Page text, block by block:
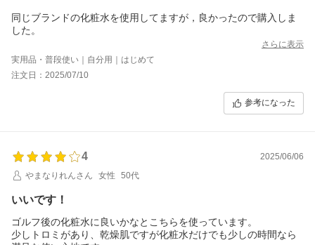
同じブランドの化粧水を使用してますが，良かったので購入しま
した。
さらに表示
実用品・普段使い｜自分用｜はじめて
注文日：2025/07/10
参考になった
4
2025/06/06
やまなりれんさん
女性 50代
いいです！
ゴルフ後の化粧水に良いかなとこちらを使っています。
少しトロミがあり、乾燥肌ですが化粧水だけでも少しの時間なら